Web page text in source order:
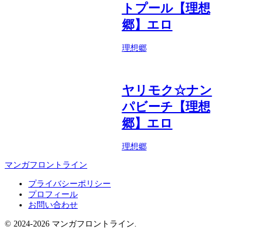
トプール【理想
郷】エロ
理想郷
ヤリモク☆ナン
パビーチ【理想
郷】エロ
理想郷
マンガフロントライン
プライバシーポリシー
プロフィール
お問い合わせ
© 2024-2026 マンガフロントライン.